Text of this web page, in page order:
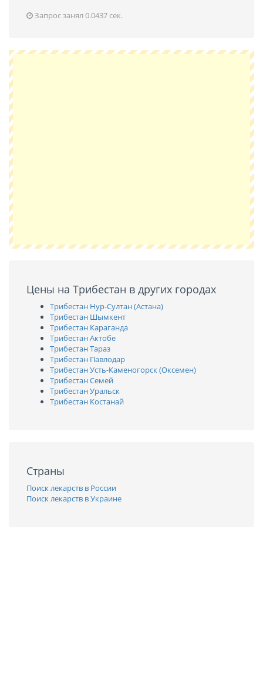
Запрос занял 0.0437 сек.
Цены на Трибестан в других городах
Трибестан Нур-Султан (Астана)
Трибестан Шымкент
Трибестан Караганда
Трибестан Актобе
Трибестан Тараз
Трибестан Павлодар
Трибестан Усть-Каменогорск (Оксемен)
Трибестан Семей
Трибестан Уральск
Трибестан Костанай
Страны
Поиск лекарств в России
Поиск лекарств в Украине